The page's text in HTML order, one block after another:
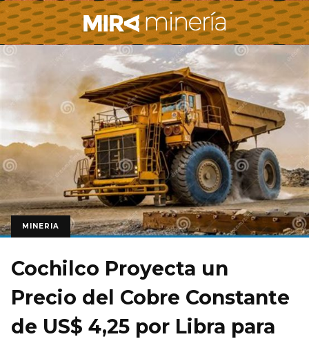
MINERIA
Cochilco Proyecta un
Precio del Cobre Constante
de US$ 4,25 por Libra para